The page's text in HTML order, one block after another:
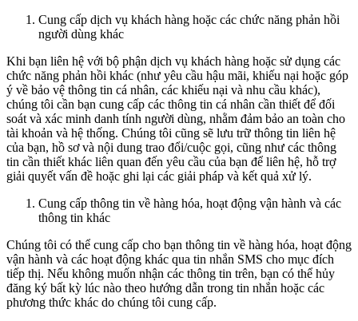
Cung cấp dịch vụ khách hàng hoặc các chức năng phản hồi
người dùng khác
Khi bạn liên hệ với bộ phận dịch vụ khách hàng hoặc sử dụng các
chức năng phản hồi khác (như yêu cầu hậu mãi, khiếu nại hoặc góp
ý về bảo vệ thông tin cá nhân, các khiếu nại và nhu cầu khác),
chúng tôi cần bạn cung cấp các thông tin cá nhân cần thiết để đối
soát và xác minh danh tính người dùng, nhằm đảm bảo an toàn cho
tài khoản và hệ thống. Chúng tôi cũng sẽ lưu trữ thông tin liên hệ
của bạn, hồ sơ và nội dung trao đổi/cuộc gọi, cũng như các thông
tin cần thiết khác liên quan đến yêu cầu của bạn để liên hệ, hỗ trợ
giải quyết vấn đề hoặc ghi lại các giải pháp và kết quả xử lý.
Cung cấp thông tin về hàng hóa, hoạt động vận hành và các
thông tin khác
Chúng tôi có thể cung cấp cho bạn thông tin về hàng hóa, hoạt động
vận hành và các hoạt động khác qua tin nhắn SMS cho mục đích
tiếp thị. Nếu không muốn nhận các thông tin trên, bạn có thể hủy
đăng ký bất kỳ lúc nào theo hướng dẫn trong tin nhắn hoặc các
phương thức khác do chúng tôi cung cấp.